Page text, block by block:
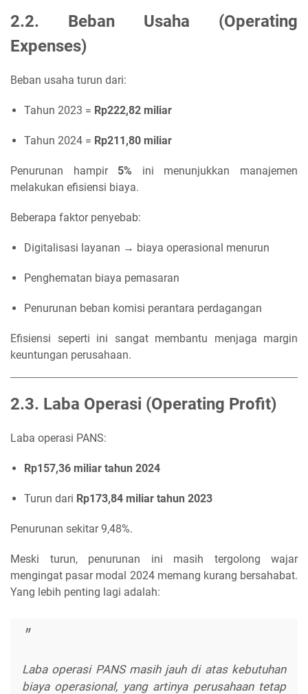
2.2. Beban Usaha (Operating
Expenses)
Beban usaha turun dari:
Tahun 2023 = Rp222,82 miliar
Tahun 2024 = Rp211,80 miliar
Penurunan hampir 5% ini menunjukkan manajemen
melakukan efisiensi biaya.
Beberapa faktor penyebab:
Digitalisasi layanan → biaya operasional menurun
Penghematan biaya pemasaran
Penurunan beban komisi perantara perdagangan
Efisiensi seperti ini sangat membantu menjaga margin
keuntungan perusahaan.
2.3. Laba Operasi (Operating Profit)
Laba operasi PANS:
Rp157,36 miliar tahun 2024
Turun dari Rp173,84 miliar tahun 2023
Penurunan sekitar 9,48%.
Meski turun, penurunan ini masih tergolong wajar
mengingat pasar modal 2024 memang kurang bersahabat.
Yang lebih penting lagi adalah:
Laba operasi PANS masih jauh di atas kebutuhan
biaya operasional, yang artinya perusahaan tetap